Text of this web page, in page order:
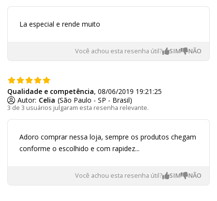
La especial e rende muito
Você achou esta resenha útil?
3 de 3 usuários julgaram esta resenha relevante.
Qualidade e competência, 08/06/2019 19:21:25
Autor: Celia (São Paulo - SP - Brasil)
Adoro comprar nessa loja, sempre os produtos chegam
conforme o escolhido e com rapidez...
Você achou esta resenha útil?